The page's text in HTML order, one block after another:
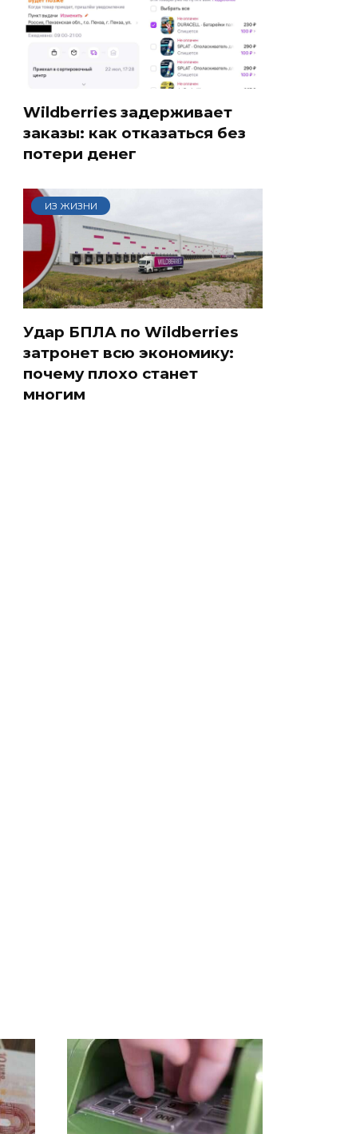
Wildberries задерживает
заказы: как отказаться без
потери денег
ИЗ ЖИЗНИ
Удар БПЛА по Wildberries
затронет всю экономику:
почему плохо станет
многим